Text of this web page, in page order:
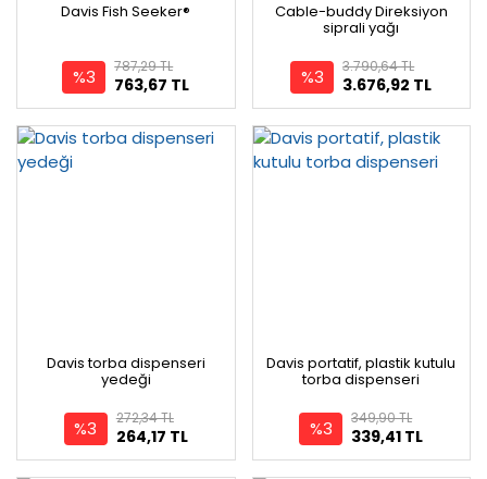
Davis Fish Seeker®
%3 763,67 TL
787,29 TL
Cable-buddy Direksiyon
siprali yağı
%3 3.676,92 TL
3.790,64 TL
Davis torba dispenseri
yedeği
%3 264,17 TL
272,34 TL
Davis portatif, plastik kutulu
torba dispenseri
%3 339,41 TL
349,90 TL